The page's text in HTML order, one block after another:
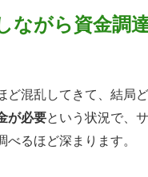
ながら資金調
混乱してきて、結局
が必要という状況で、
るほど深まります。